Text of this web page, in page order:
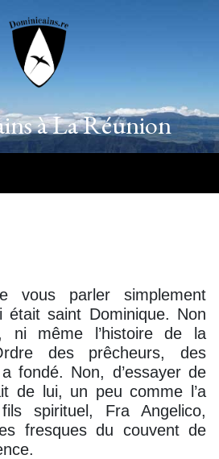
à La Réunion
vous parler simplement
était saint Dominique. Non
ni même l’histoire de la
des prêcheurs, des
fondé. Non, d’essayer de
de lui, un peu comme l’a
spirituel, Fra Angelico,
fresques du couvent de